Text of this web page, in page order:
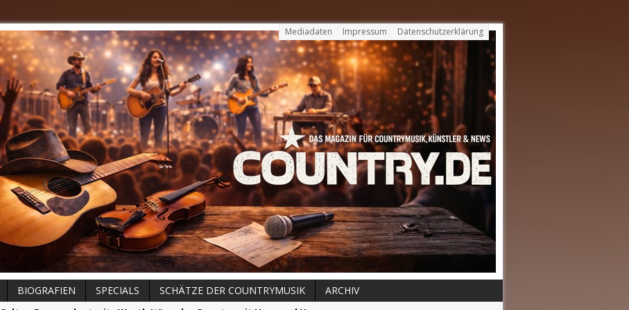
Mediadaten Impressum Datenschutzerklärung
BIOGRAFIEN SPECIALS SCHÄTZE DER COUNTRYMUSIK
ARCHIV